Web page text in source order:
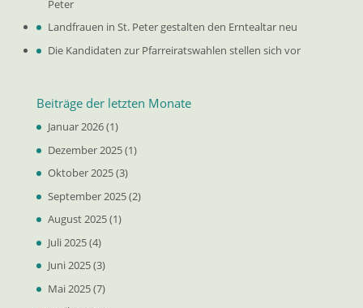
Peter
Landfrauen in St. Peter gestalten den Erntealtar neu
Die Kandidaten zur Pfarreiratswahlen stellen sich vor
Beiträge der letzten Monate
Januar 2026(1)
Dezember 2025(1)
Oktober 2025(3)
September 2025(2)
August 2025(1)
Juli 2025(4)
Juni 2025(3)
Mai 2025(7)